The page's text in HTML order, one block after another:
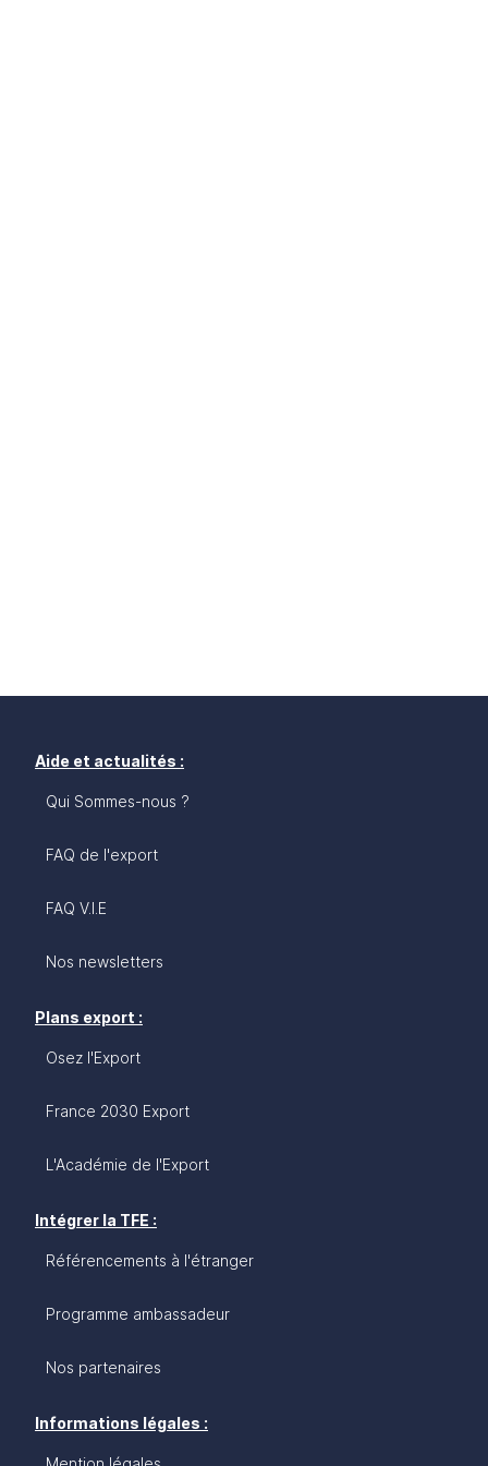
Aide et actualités :
Qui Sommes-nous ?
FAQ de l'export
FAQ V.I.E
Nos newsletters
Plans export :
Osez l'Export
France 2030 Export
L'Académie de l'Export
Intégrer la TFE :
Référencements à l'étranger
Programme ambassadeur
Nos partenaires
Informations légales :